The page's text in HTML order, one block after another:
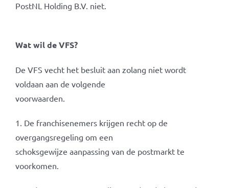
PostNL Holding B.V. niet.
Wat wil de VFS?
De VFS vecht het besluit aan zolang niet wordt
voldaan aan de volgende
voorwaarden.
1. De franchisenemers krijgen recht op de
overgangsregeling om een
schoksgewijze aanpassing van de postmarkt te
voorkomen.